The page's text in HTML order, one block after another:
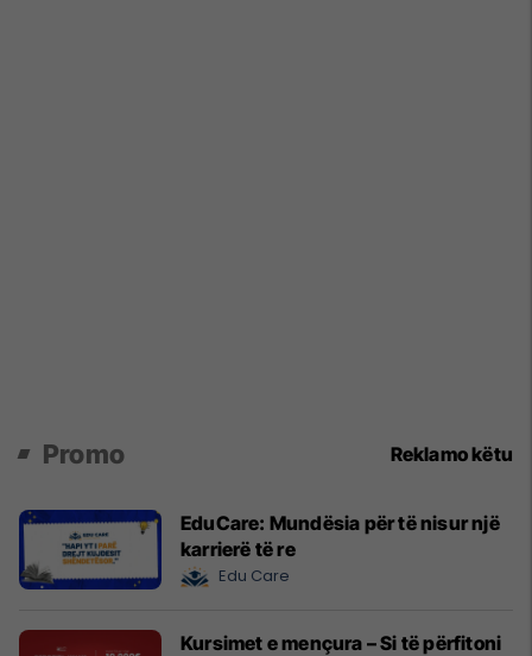
Promo Reklamo këtu
EduCare: Mundësia për të nisur një
karrierë të re
Edu Care
Kursimet e mençura – Si të përfitoni